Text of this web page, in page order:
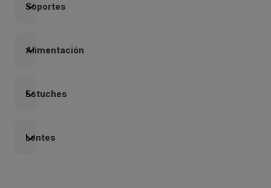
Soportes
Alimentación
Estuches
Lentes